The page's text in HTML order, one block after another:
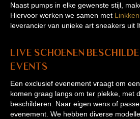
Naast pumps in elke gewenste stijl,
Hiervoor werken we samen met
leverancier van unieke art sneakers uit
Live schoenen
events
Een exclusief evenement vraagt om
komen graag langs om ter plekke, met
beschilderen. Naar eigen wens of
evenement. We hebben diverse